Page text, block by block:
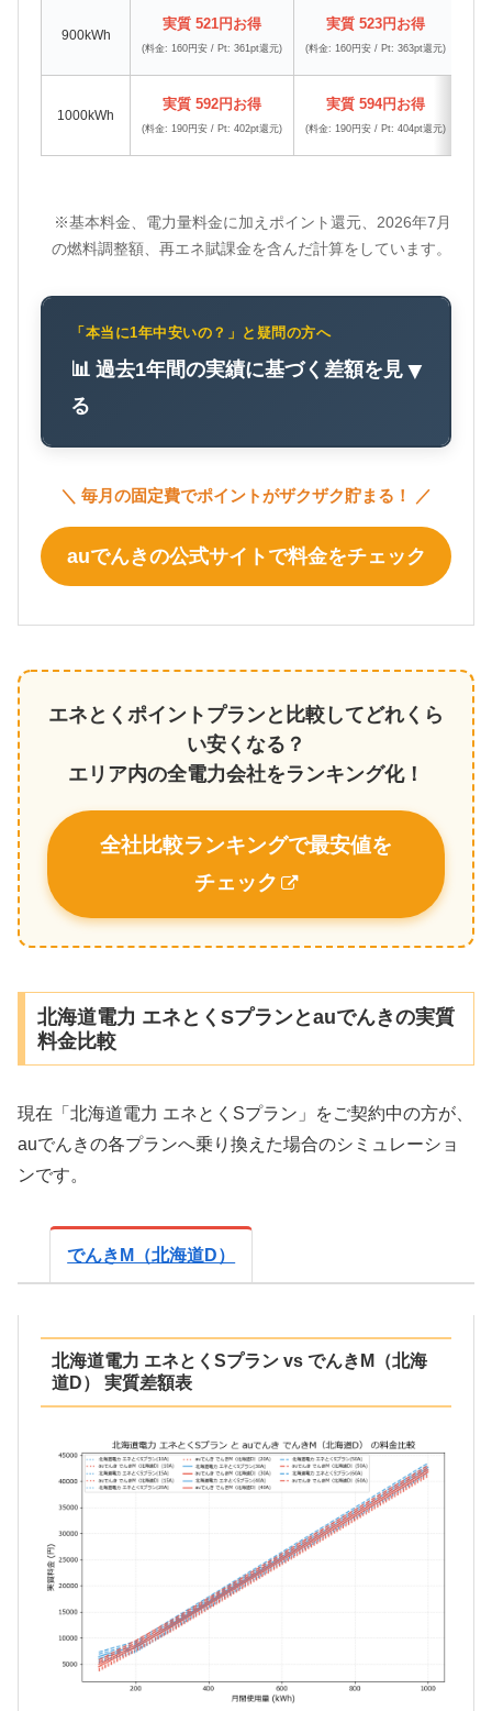
900kWh
実質 521円お得
(料金: 160円安 / Pt: 361pt還元)
実質 523円お得
(料金: 160円安 / Pt: 363pt還元)
1000kWh
実質 592円お得
(料金: 190円安 / Pt: 402pt還元)
実質 594円お得
(料金: 190円安 / Pt: 404pt還元)
※基本料金、電力量料金に加えポイント還元、2026年7月
の燃料調整額、再エネ賦課金を含んだ計算をしています。
「本当に1年中安いの？」と疑問の方へ
📊 過去1年間の実績に基づく差額を見
る
▼
＼ 毎月の固定費でポイントがザクザク貯まる！ ／
auでんきの公式サイトで料金をチェック
エネとくポイントプランと比較してどれくら
い安くなる？
エリア内の全電力会社をランキング化！
全社比較ランキングで最安値を
チェック
北海道電力 エネとくSプランとauでんきの実質
料金比較
現在「北海道電力 エネとくSプラン」をご契約中の方が、
auでんきの各プランへ乗り換えた場合のシミュレーショ
ンです。
でんきM（北海道D）
北海道電力 エネとくSプラン vs でんきM（北海
道D） 実質差額表